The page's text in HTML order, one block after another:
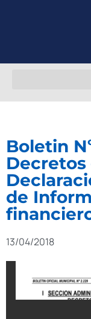
Boletin
Decretos
de
13/04/2018